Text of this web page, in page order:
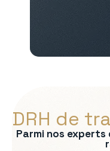
DRH de
Parmi nos